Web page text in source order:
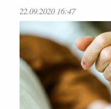
22.09.2020 16:47